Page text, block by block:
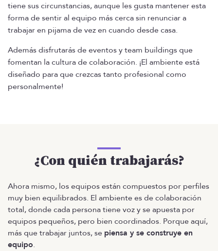
tiene sus circunstancias, aunque les gusta mantener esta
forma de sentir al equipo más cerca sin renunciar a
trabajar en pijama de vez en cuando desde casa.
Además disfrutarás de eventos y team buildings que
fomentan la cultura de colaboración. ¡El ambiente está
diseñado para que crezcas tanto profesional como
personalmente!
¿Con quién trabajarás?
Ahora mismo, los equipos están compuestos por perfiles
muy bien equilibrados. El ambiente es de colaboración
total, donde cada persona tiene voz y se apuesta por
equipos pequeños, pero bien coordinados. Porque aquí,
más que trabajar juntos, se piensa y se construye en
equipo.